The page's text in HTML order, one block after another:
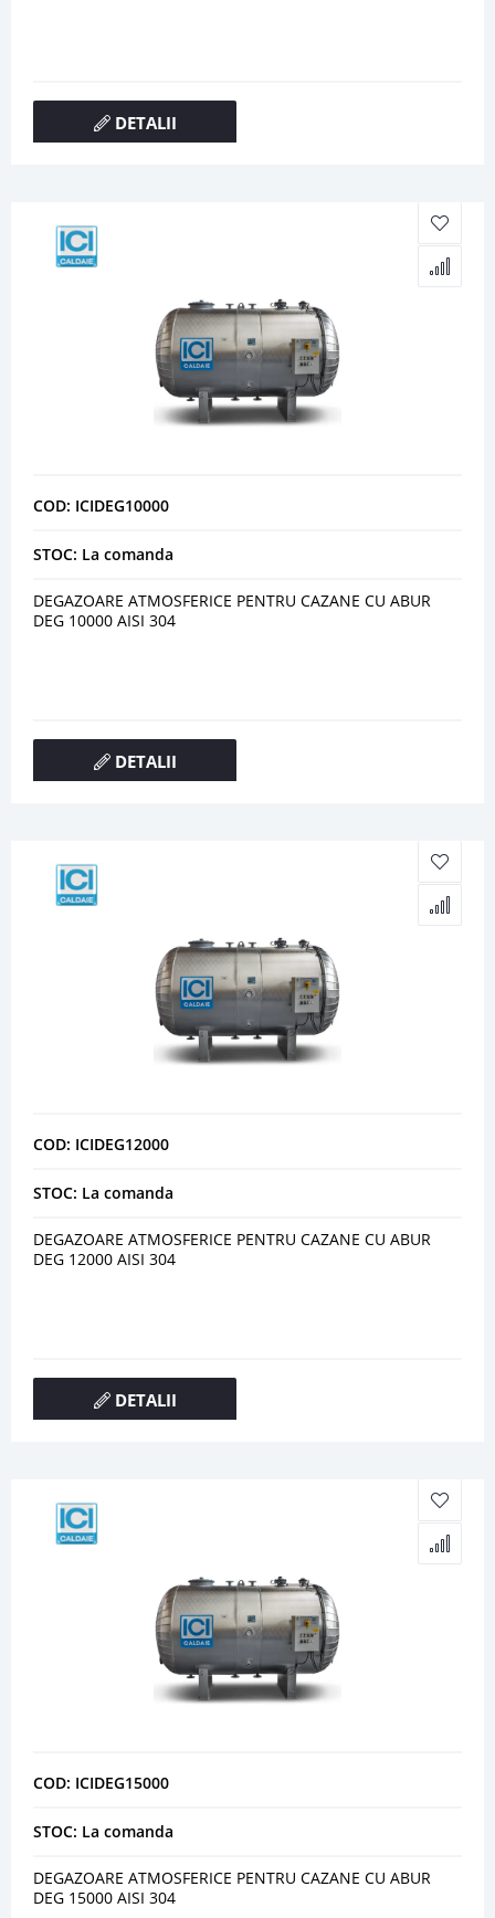
DETALII
COD: ICIDEG10000
STOC: La comanda
DEGAZOARE ATMOSFERICE PENTRU CAZANE CU ABUR
DEG 10000 AISI 304
DETALII
COD: ICIDEG12000
STOC: La comanda
DEGAZOARE ATMOSFERICE PENTRU CAZANE CU ABUR
DEG 12000 AISI 304
DETALII
COD: ICIDEG15000
STOC: La comanda
DEGAZOARE ATMOSFERICE PENTRU CAZANE CU ABUR
DEG 15000 AISI 304